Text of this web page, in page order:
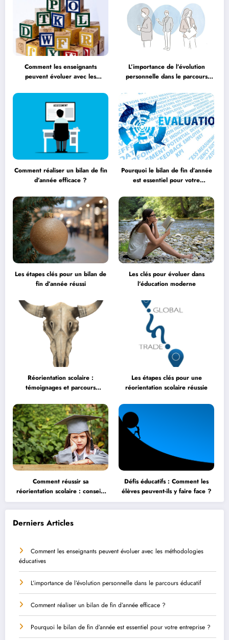
Comment les enseignants
peuvent évoluer avec les
L’importance de l’évolution
personnelle dans le parcours
Comment réaliser un bilan de fin
d’année efficace ?
Pourquoi le bilan de fin d’année
est essentiel pour votre
Les étapes clés pour un bilan de
fin d’année réussi
Les clés pour évoluer dans
l’éducation moderne
Réorientation scolaire :
témoignages et parcours
Les étapes clés pour une
réorientation scolaire réussie
Comment réussir sa
réorientation scolaire : conseils
et astuces
Défis éducatifs : Comment les
élèves peuvent-ils y faire face ?
Derniers Articles
Comment les enseignants peuvent évoluer avec les méthodologies
éducatives
L’importance de l’évolution personnelle dans le parcours éducatif
Comment réaliser un bilan de fin d’année efficace ?
Pourquoi le bilan de fin d’année est essentiel pour votre entreprise ?